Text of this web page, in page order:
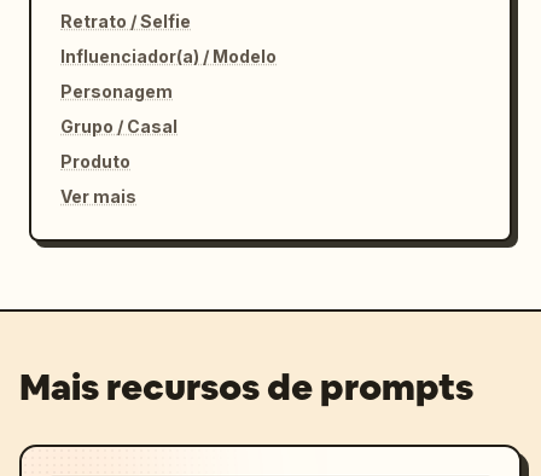
Retrato / Selfie
Influenciador(a) / Modelo
Personagem
Grupo / Casal
Produto
Ver mais
Mais recursos de prompts